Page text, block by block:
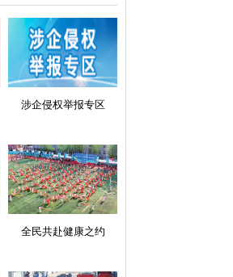
涉企侵权举报专区
全民共赴健康之约